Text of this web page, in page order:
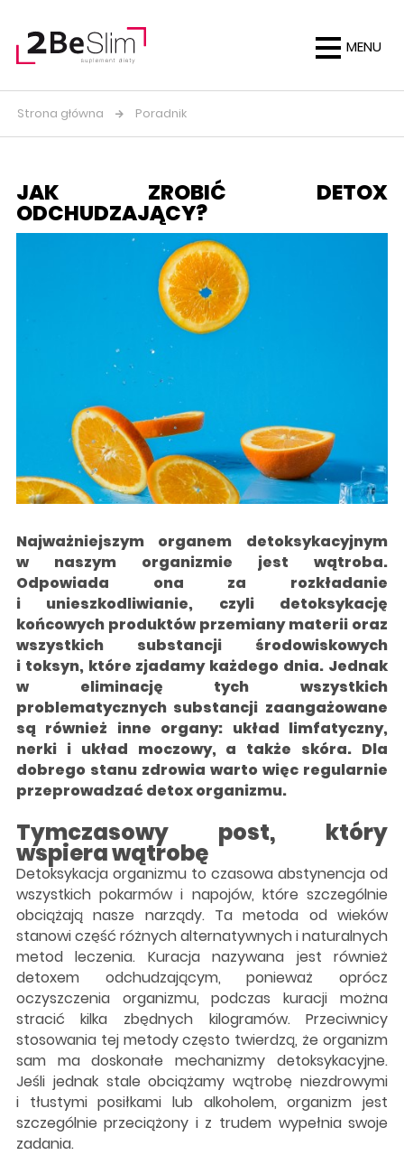
MENU
Strona główna Poradnik
JAK ZROBIĆ DETOX
ODCHUDZAJĄCY?
Najważniejszym organem detoksykacyjnym
w naszym organizmie jest wątroba.
Odpowiada ona za rozkładanie
i unieszkodliwianie, czyli detoksykację
końcowych produktów przemiany materii oraz
wszystkich substancji środowiskowych
i toksyn, które zjadamy każdego dnia. Jednak
w eliminację tych wszystkich
problematycznych substancji zaangażowane
są również inne organy: układ limfatyczny,
nerki i układ moczowy, a także skóra. Dla
dobrego stanu zdrowia warto więc regularnie
przeprowadzać detox organizmu.
Tymczasowy post, który
wspiera wątrobę
Detoksykacja organizmu to czasowa abstynencja od
wszystkich pokarmów i napojów, które szczególnie
obciążają nasze narządy. Ta metoda od wieków
stanowi część różnych alternatywnych i naturalnych
metod leczenia. Kuracja nazywana jest również
detoxem odchudzającym, ponieważ oprócz
oczyszczenia organizmu, podczas kuracji można
stracić kilka zbędnych kilogramów. Przeciwnicy
stosowania tej metody często twierdzą, że organizm
sam ma doskonałe mechanizmy detoksykacyjne.
Jeśli jednak stale obciążamy wątrobę niezdrowymi
i tłustymi posiłkami lub alkoholem, organizm jest
szczególnie przeciążony i z trudem wypełnia swoje
zadania.